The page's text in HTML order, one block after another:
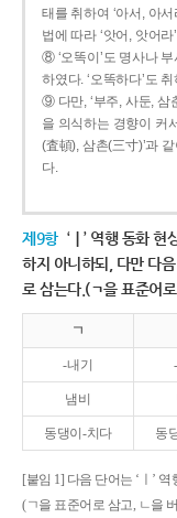
태를 취하여 ‘아서, 아
법에 따라 ‘앗어, 앗어
⑧ ‘오똑이’도 명사나
하였다. ‘오똑하다’도
⑨ 다만, ‘부주, 사둔, 삼
을 의식하는 경향이 커
(査頓), 삼촌(三寸)’과
다.
제9항 ‘ㅣ’ 역행 동화
하지 아니하되, 다만 다
로 삼는다.(ㄱ을 표준어
ㄱ
-내기
냄비
동댕이-치다 동
[붙임 1] 다음 단어는 ‘ㅣ’
(ㄱ을 표준어로 삼고, ㄴ을